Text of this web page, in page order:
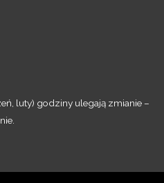
luty) godziny ulegają zmianie –